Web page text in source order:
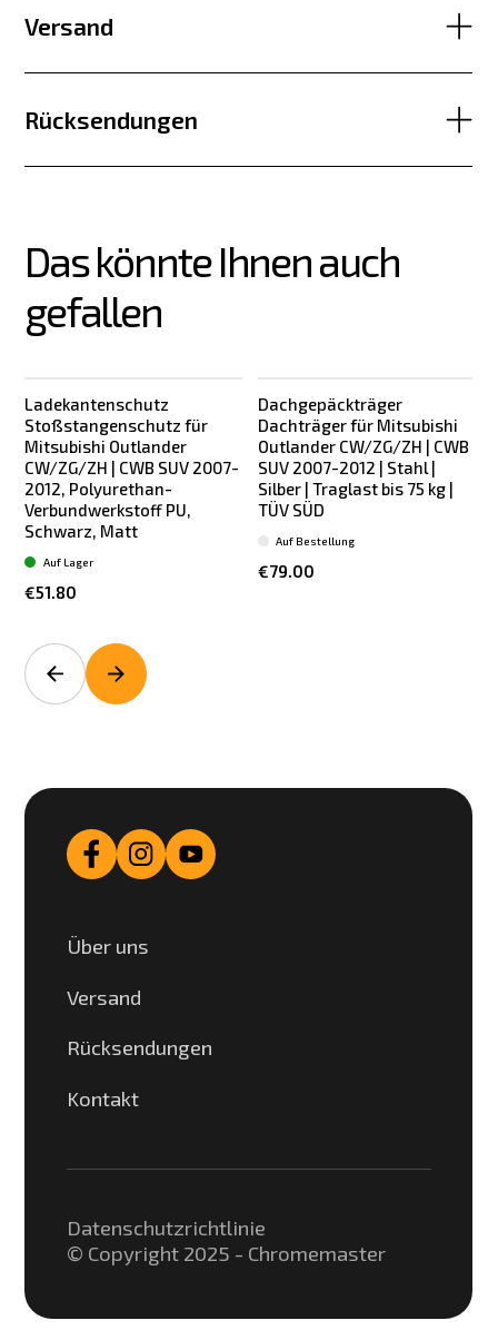
Versand
Rücksendungen
Das könnte Ihnen auch
gefallen
Ladekantenschutz
Stoßstangenschutz für
Mitsubishi Outlander
CW/ZG/ZH | CWB SUV 2007-
2012, Polyurethan-
Verbundwerkstoff PU,
Schwarz, Matt
€51.80
Auf Lager
Dachgepäckträger
Dachträger für Mitsubishi
Outlander CW/ZG/ZH | CWB
SUV 2007-2012 | Stahl |
Silber | Traglast bis 75 kg |
TÜV SÜD
€79.00
Auf Bestellung
Über uns
Versand
Rücksendungen
Kontakt
© Copyright 2025 - Chromemaster
Datenschutzrichtlinie